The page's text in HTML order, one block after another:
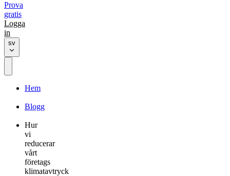
Prova
gratis
Logga
in
sv
Hem
Blogg
Hur
vi
reducerar
vårt
företags
klimatavtryck